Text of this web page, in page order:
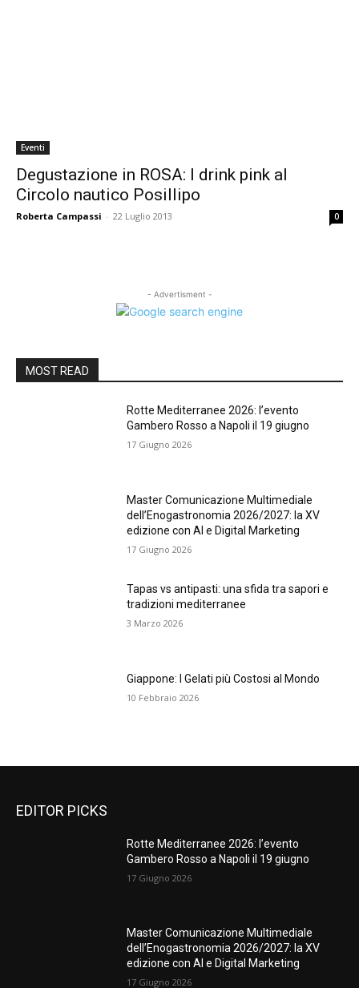
Eventi
Degustazione in ROSA: I drink pink al
Circolo nautico Posillipo
Roberta Campassi - 22 Luglio 2013 0
- Advertisment -
MOST READ
Rotte Mediterranee 2026: l’evento
Gambero Rosso a Napoli il 19 giugno
17 Giugno 2026
Master Comunicazione Multimediale
dell’Enogastronomia 2026/2027: la XV
edizione con AI e Digital Marketing
17 Giugno 2026
Tapas vs antipasti: una sfida tra sapori e
tradizioni mediterranee
3 Marzo 2026
Giappone: I Gelati più Costosi al Mondo
10 Febbraio 2026
EDITOR PICKS
Rotte Mediterranee 2026: l’evento
Gambero Rosso a Napoli il 19 giugno
17 Giugno 2026
Master Comunicazione Multimediale
dell’Enogastronomia 2026/2027: la XV
edizione con AI e Digital Marketing
17 Giugno 2026